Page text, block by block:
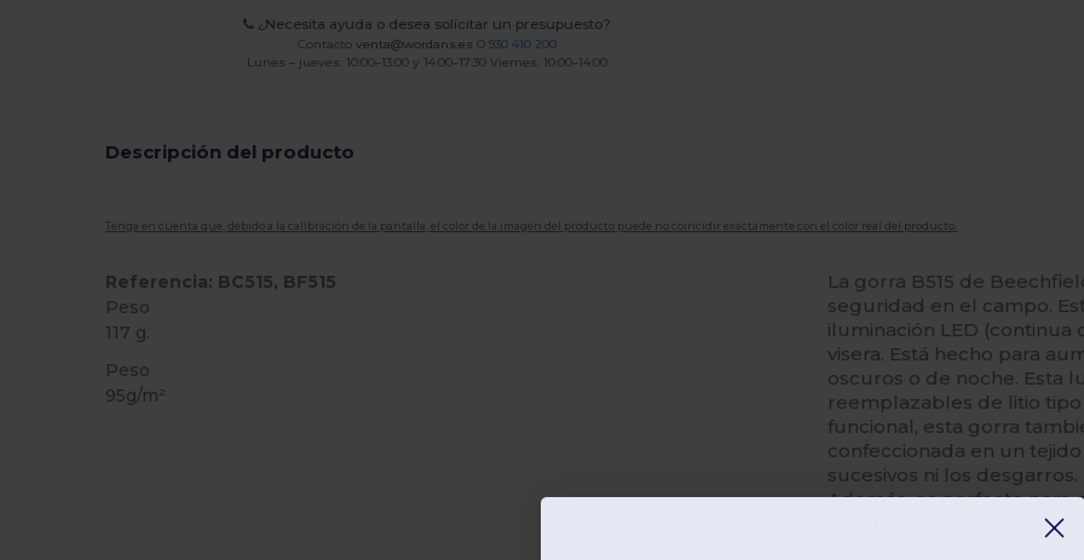
¿Necesita ayuda o desea solicitar un presupuesto?
Contacto venta@wordans.es O 930 410 200
Lunes – jueves: 10:00–13:00 y 14:00–17:30 Viernes: 10:00–14:00
Descripción del producto
Tenga en cuenta que, debido a la calibración de la pantalla, el color de la imagen del producto puede no coincidir exactamente con el color real del producto.
Referencia: BC515, BF515
Peso
117 g.
Peso
95g/m²
La gorra B515 de
seguridad en el campo.
iluminación LED
visera. Está hecho para
oscuros o de noche. Esta
reemplazables de litio
funcional, esta gorra
confeccionada en un
sucesivos ni los
Además, es perfecto para
talla única , pero es
colores diferentes : negro